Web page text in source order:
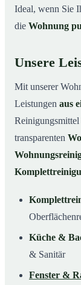
Ideal, wenn Sie
die Wohnung
Unsere
Mit unserer
Leistungen aus
transparenten
Küche &
& Sanitär
Fenster &